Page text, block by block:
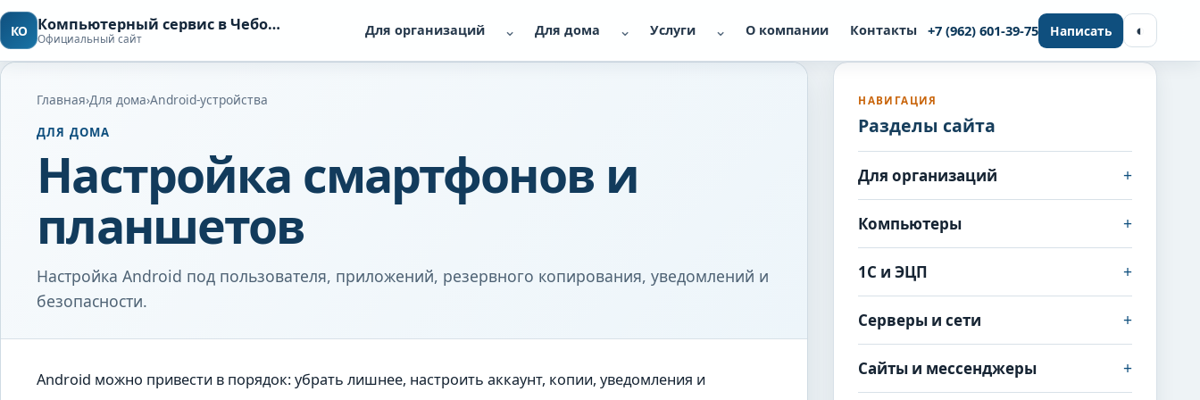
КО Компьютерный сервис в Чебоксарах
Официальный сайт Для организаций ⌄ Для дома ⌄ Услуги ⌄ О компании Контакты +7 (962) 601-39-75 Написать ◐
Главная›Для дома›Android-устройства
ДЛЯ ДОМА
Настройка смартфонов и
планшетов
Настройка Android под пользователя, приложений, резервного копирования, уведомлений и
безопасности.
Android можно привести в порядок: убрать лишнее, настроить аккаунт, копии, уведомления и
НАВИГАЦИЯ
Разделы сайта
Для организаций +
Компьютеры +
1С и ЭЦП +
Серверы и сети +
Сайты и мессенджеры +